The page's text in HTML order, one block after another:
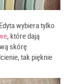
wybiera tylko
, które dają
skórę
tak pięknie